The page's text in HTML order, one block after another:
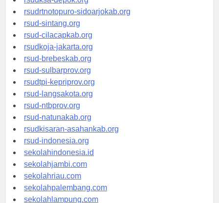
rsudksa-depok.org
rsudrtnotopuro-sidoarjokab.org
rsud-sintang.org
rsud-cilacapkab.org
rsudkoja-jakarta.org
rsud-brebeskab.org
rsud-sulbarprov.org
rsudtpi-kepriprov.org
rsud-langsakota.org
rsud-ntbprov.org
rsud-natunakab.org
rsudkisaran-asahankab.org
rsud-indonesia.org
sekolahindonesia.id
sekolahjambi.com
sekolahriau.com
sekolahpalembang.com